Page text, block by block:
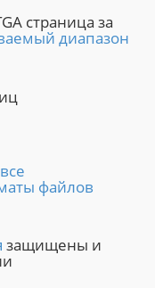
страница за
диапазон
все
файлов
защищены и